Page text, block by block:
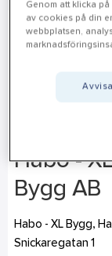
Habo -
Bygg AB
Habo - XL Bygg,
Snickaregatan 1
Genom att klicka
av cookies på din
webbplatsen,